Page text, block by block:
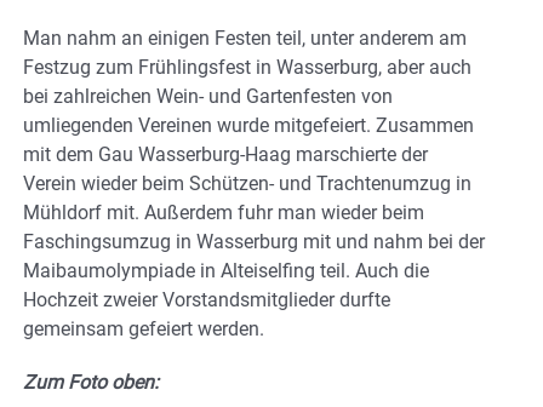
Man nahm an einigen Festen teil, unter anderem am
Festzug zum Frühlingsfest in Wasserburg, aber auch
bei zahlreichen Wein- und Gartenfesten von
umliegenden Vereinen wurde mitgefeiert. Zusammen
mit dem Gau Wasserburg-Haag marschierte der
Verein wieder beim Schützen- und Trachtenumzug in
Mühldorf mit. Außerdem fuhr man wieder beim
Faschingsumzug in Wasserburg mit und nahm bei der
Maibaumolympiade in Alteiselfing teil. Auch die
Hochzeit zweier Vorstandsmitglieder durfte
gemeinsam gefeiert werden.
Zum Foto oben: